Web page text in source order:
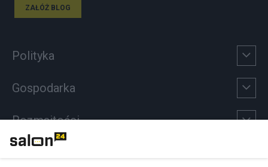
ZAŁÓŻ BLOG
Polityka
Gospodarka
Rozmaitości